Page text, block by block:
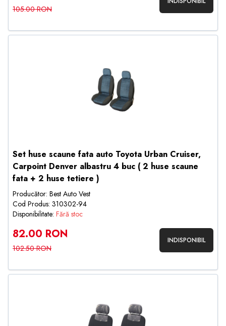
105.00 RON
Set huse scaune fata auto Toyota Urban Cruiser,
Carpoint Denver albastru 4 buc ( 2 huse scaune
fata + 2 huse tetiere )
Producător: Best Auto Vest
Cod Produs: 310302-94
Disponibilitate: Fără stoc
82.00 RON
102.50 RON
INDISPONIBIL